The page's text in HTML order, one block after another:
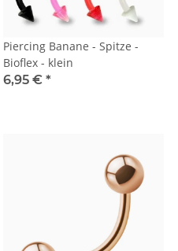
Piercing Banane - Spitze -
Bioflex - klein
6,95 € *